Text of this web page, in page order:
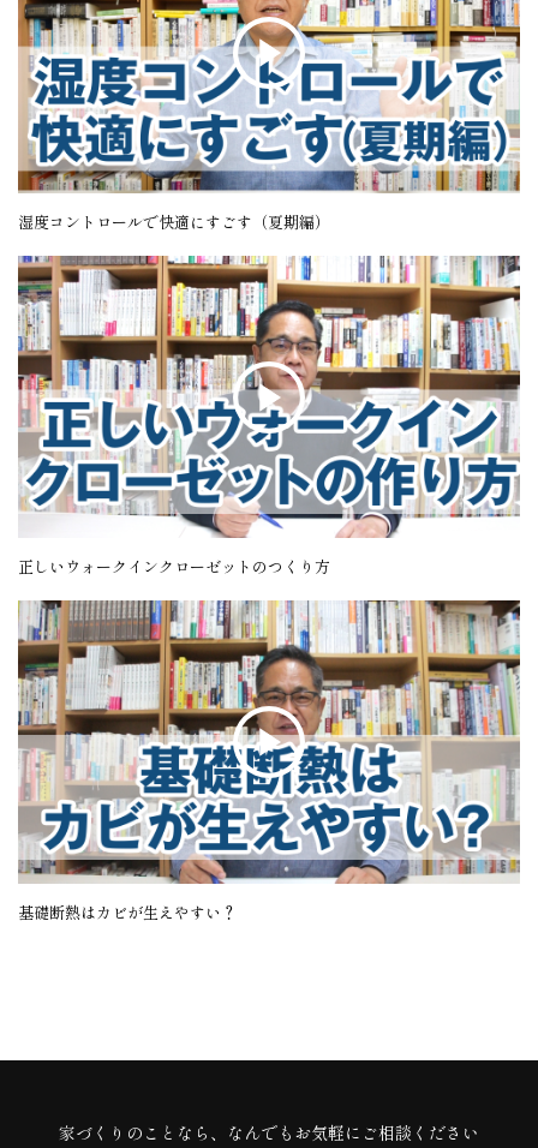
湿度コントロールで快適にすごす（夏期編）
正しいウォークインクローゼットのつくり方
基礎断熱はカビが生えやすい？
家づくりのことなら、なんでもお気軽にご相談ください